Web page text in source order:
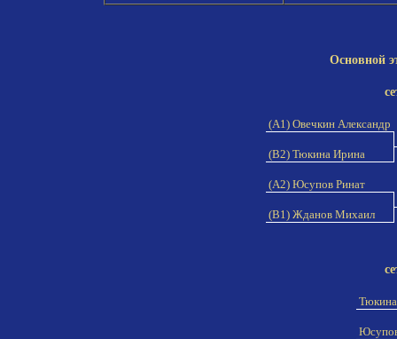
Основной
(A1) Овечкин Александр
(B2) Тюкина Ирина
(A2) Юсупов Ринат
(B1) Жданов Михаил